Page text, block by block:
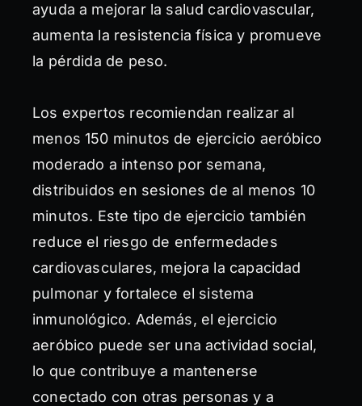
ayuda a mejorar la salud cardiovascular,
aumenta la resistencia física y promueve
la pérdida de peso.
Los expertos recomiendan realizar al
menos 150 minutos de ejercicio aeróbico
moderado a intenso por semana,
distribuidos en sesiones de al menos 10
minutos. Este tipo de ejercicio también
reduce el riesgo de enfermedades
cardiovasculares, mejora la capacidad
pulmonar y fortalece el sistema
inmunológico. Además, el ejercicio
aeróbico puede ser una actividad social,
lo que contribuye a mantenerse
conectado con otras personas y a